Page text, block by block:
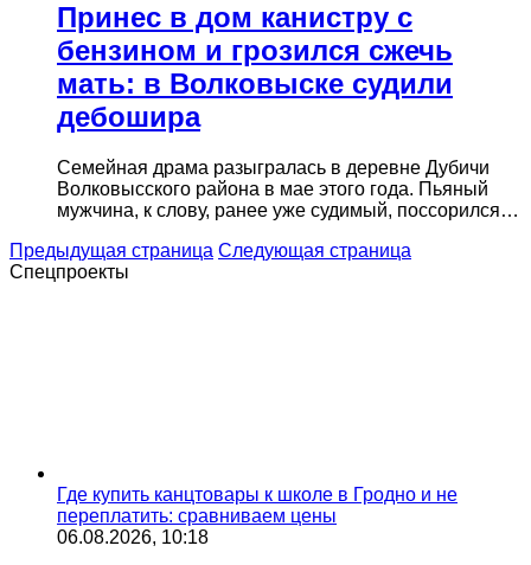
Принес в дом канистру с
бензином и грозился сжечь
мать: в Волковыске судили
дебошира
Семейная драма разыгралась в деревне Дубичи
Волковысского района в мае этого года. Пьяный
мужчина, к слову, ранее уже судимый, поссорился…
Предыдущая страница Следующая страница
Спецпроекты
Где купить канцтовары к школе в Гродно и не
переплатить: сравниваем цены
06.08.2026, 10:18